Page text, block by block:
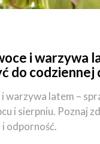
i warzywa
do codziennej
warzywa latem –
i sierpniu. Poznaj
odporność.